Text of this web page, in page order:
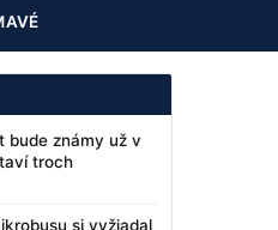
bude známy už v
troch
si vyžiadal